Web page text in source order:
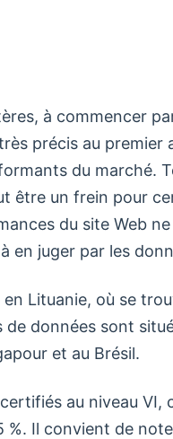
à commencer
précis au
du marché.
être un frein pour
du site Web
en juger par les
Lituanie, où se
données sont
et au Brésil.
au niveau VI,
%. Il convient de